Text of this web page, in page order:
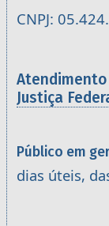
CNPJ:
Justiça
Público em
dias úteis,